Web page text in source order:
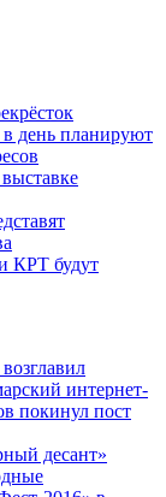
в день планируют
КРТ будут
интернет-
покинул пост
десант»